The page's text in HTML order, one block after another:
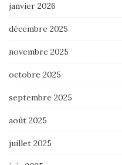
janvier 2026
décembre 2025
novembre 2025
octobre 2025
septembre 2025
août 2025
juillet 2025